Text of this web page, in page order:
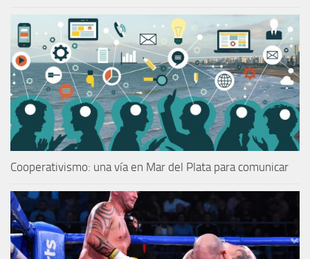
Cooperativismo: una vía en Mar del Plata para comunicar